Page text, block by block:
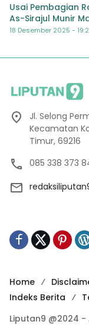
Usai Pembagian
As-Sirajul Munir
Semester
18 Desember 2025 -
Jl. Selong
Kecamatan
Timur, 69216
085 338 373
Home
Indeks Berita
Liputan9 @2024 -